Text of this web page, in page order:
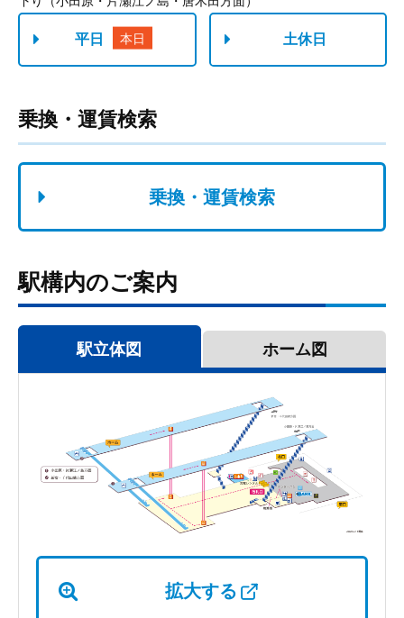
乗換・運賃検索
乗換・運賃検索
駅構内のご案内
駅立体図 ホーム図
拡大する